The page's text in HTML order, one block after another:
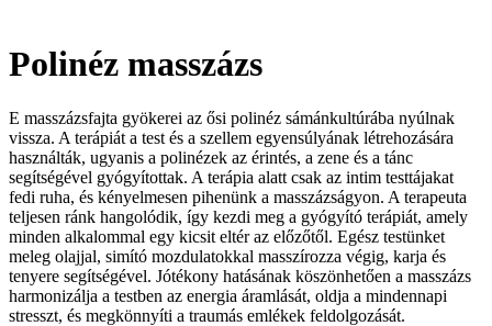
Polinéz masszázs
E masszázsfajta gyökerei az ősi polinéz sámánkultúrába nyúlnak
vissza. A terápiát a test és a szellem egyensúlyának létrehozására
használták, ugyanis a polinézek az érintés, a zene és a tánc
segítségével gyógyítottak. A terápia alatt csak az intim testtájakat
fedi ruha, és kényelmesen pihenünk a masszázságyon. A terapeuta
teljesen ránk hangolódik, így kezdi meg a gyógyító terápiát, amely
minden alkalommal egy kicsit eltér az előzőtől. Egész testünket
meleg olajjal, simító mozdulatokkal masszírozza végig, karja és
tenyere segítségével. Jótékony hatásának köszönhetően a masszázs
harmonizálja a testben az energia áramlását, oldja a mindennapi
stresszt, és megkönnyíti a traumás emlékek feldolgozását.